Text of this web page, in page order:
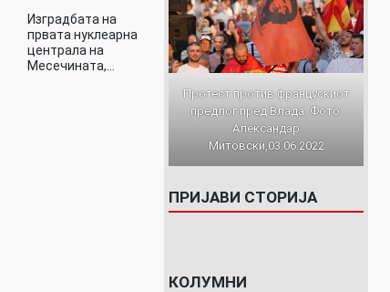
Изградбата на
првата нуклеарна
централа на
Месечината,…
Протест против францускиот
предлог пред Влада. Фото:
Александар
Митовски,03.06.2022
ПРИЈАВИ СТОРИЈА
КОЛУМНИ